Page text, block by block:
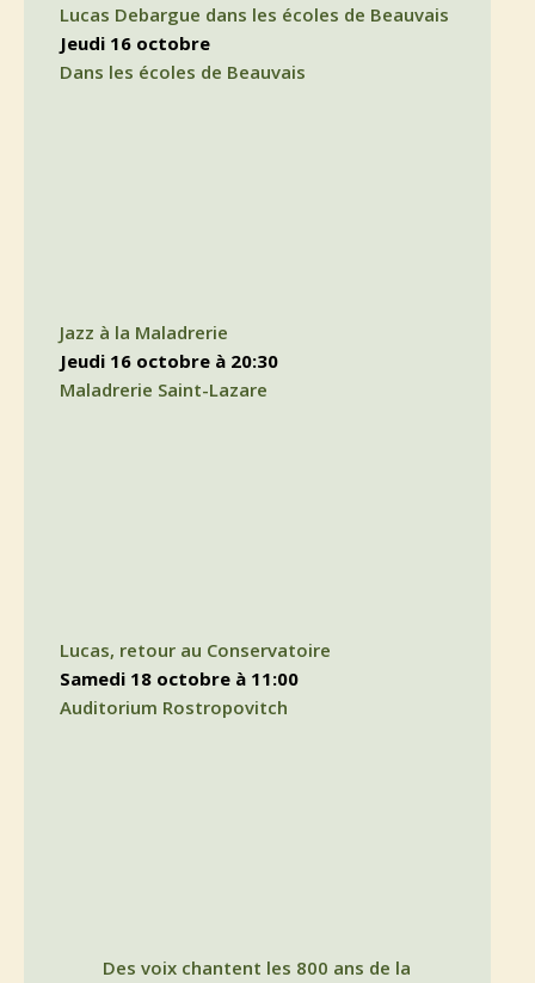
Lucas Debargue dans les écoles de Beauvais
jeudi 16 octobre
Dans les écoles de Beauvais
Jazz à la Maladrerie
jeudi 16 octobre à 20:30
Maladrerie Saint-Lazare
Lucas, retour au Conservatoire
samedi 18 octobre à 11:00
Auditorium Rostropovitch
Des voix chantent les 800 ans de la